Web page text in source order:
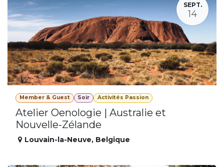
SEPT.
14
Member & Guest Soir Activités Passion
Atelier Oenologie | Australie et
Nouvelle-Zélande
Louvain-la-Neuve, Belgique